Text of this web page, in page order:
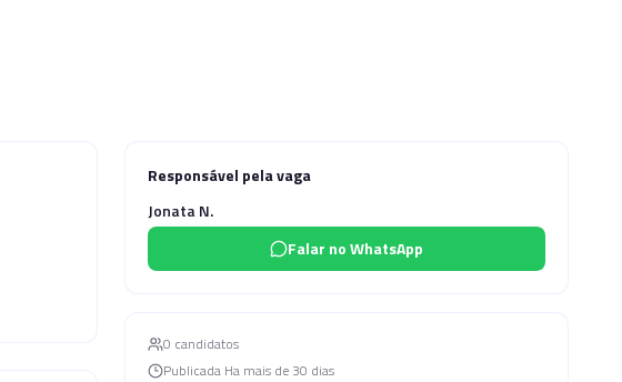
Responsável pela vaga
Jonata N.
Falar no WhatsApp
0 candidatos
Publicada Ha mais de 30 dias